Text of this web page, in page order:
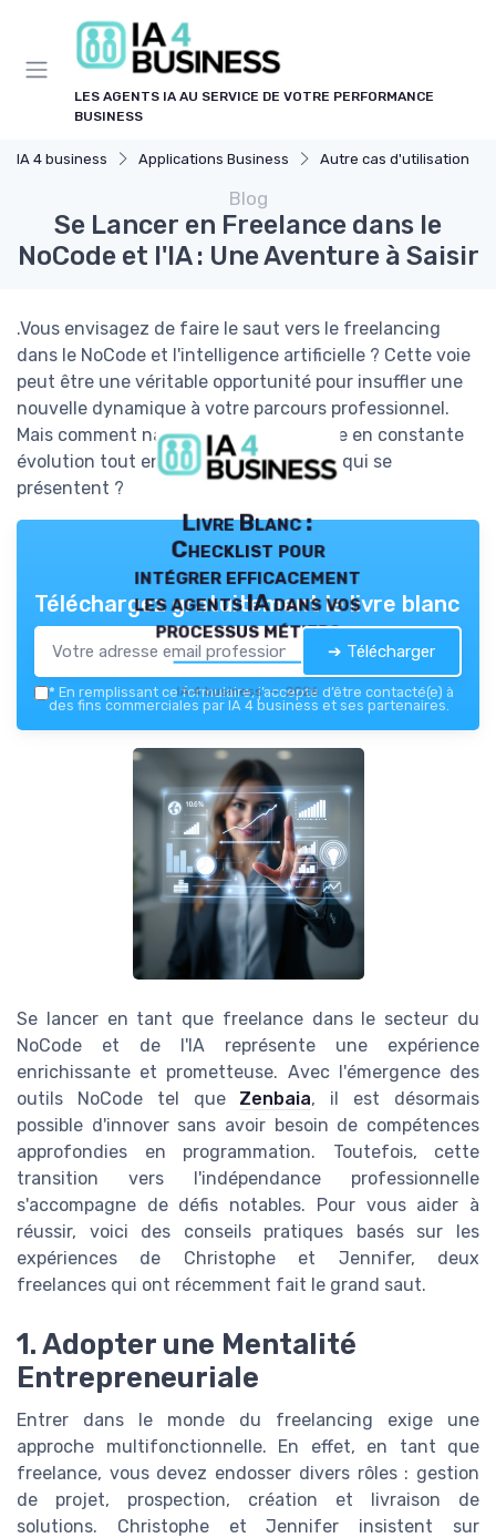
LES AGENTS IA AU SERVICE DE VOTRE PERFORMANCE
BUSINESS
IA 4 business Applications Business Autre cas d'utilisation
Blog
Se Lancer en Freelance dans le
NoCode et l'IA : Une Aventure à Saisir
.Vous envisagez de faire le saut vers le freelancing
dans le NoCode et l'intelligence artificielle ? Cette voie
peut être une véritable opportunité pour insuffler une
nouvelle dynamique à votre parcours professionnel.
Mais comment naviguer dans ce monde en constante
évolution tout en surmontant les défis qui se
présentent ?
Livre Blanc :
Checklist pour
intégrer efficacement
les agents IA dans vos
processus métiers
IA 4 business — 2026
Téléchargez gratuitement le livre blanc
➔ Télécharger
* En remplissant ce formulaire, j’accepte d’être contacté(e) à
des fins commerciales par IA 4 business et ses partenaires.
Se lancer en tant que freelance dans le secteur du
NoCode et de l'IA représente une expérience
enrichissante et prometteuse. Avec l'émergence des
outils NoCode tel que Zenbaia, il est désormais
possible d'innover sans avoir besoin de compétences
approfondies en programmation. Toutefois, cette
transition vers l'indépendance professionnelle
s'accompagne de défis notables. Pour vous aider à
réussir, voici des conseils pratiques basés sur les
expériences de Christophe et Jennifer, deux
freelances qui ont récemment fait le grand saut.
1. Adopter une Mentalité
Entrepreneuriale
Entrer dans le monde du freelancing exige une
approche multifonctionnelle. En effet, en tant que
freelance, vous devez endosser divers rôles : gestion
de projet, prospection, création et livraison de
solutions. Christophe et Jennifer insistent sur